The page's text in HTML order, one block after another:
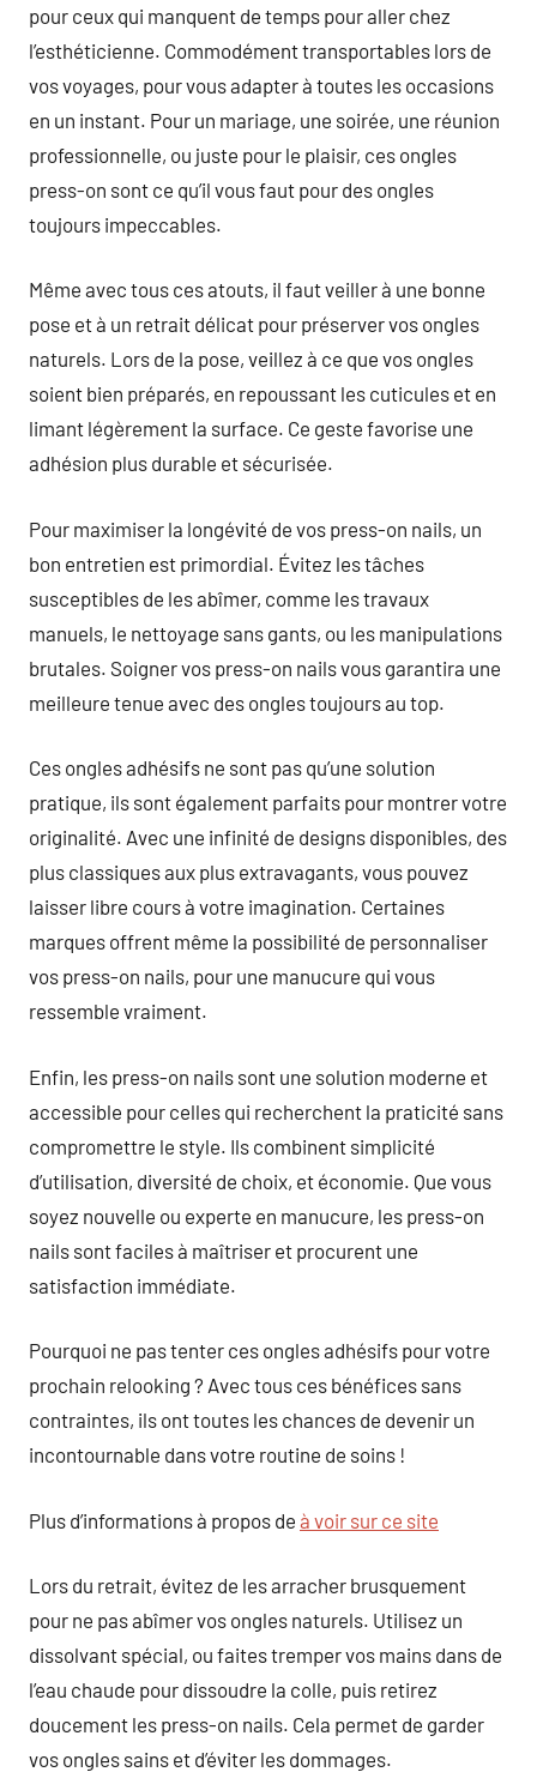
pour ceux qui manquent de temps pour aller chez
l’esthéticienne. Commodément transportables lors de
vos voyages, pour vous adapter à toutes les occasions
en un instant. Pour un mariage, une soirée, une réunion
professionnelle, ou juste pour le plaisir, ces ongles
press-on sont ce qu’il vous faut pour des ongles
toujours impeccables.
Même avec tous ces atouts, il faut veiller à une bonne
pose et à un retrait délicat pour préserver vos ongles
naturels. Lors de la pose, veillez à ce que vos ongles
soient bien préparés, en repoussant les cuticules et en
limant légèrement la surface. Ce geste favorise une
adhésion plus durable et sécurisée.
Pour maximiser la longévité de vos press-on nails, un
bon entretien est primordial. Évitez les tâches
susceptibles de les abîmer, comme les travaux
manuels, le nettoyage sans gants, ou les manipulations
brutales. Soigner vos press-on nails vous garantira une
meilleure tenue avec des ongles toujours au top.
Ces ongles adhésifs ne sont pas qu’une solution
pratique, ils sont également parfaits pour montrer votre
originalité. Avec une infinité de designs disponibles, des
plus classiques aux plus extravagants, vous pouvez
laisser libre cours à votre imagination. Certaines
marques offrent même la possibilité de personnaliser
vos press-on nails, pour une manucure qui vous
ressemble vraiment.
Enfin, les press-on nails sont une solution moderne et
accessible pour celles qui recherchent la praticité sans
compromettre le style. Ils combinent simplicité
d’utilisation, diversité de choix, et économie. Que vous
soyez nouvelle ou experte en manucure, les press-on
nails sont faciles à maîtriser et procurent une
satisfaction immédiate.
Pourquoi ne pas tenter ces ongles adhésifs pour votre
prochain relooking ? Avec tous ces bénéfices sans
contraintes, ils ont toutes les chances de devenir un
incontournable dans votre routine de soins !
Plus d’informations à propos de à voir sur ce site
Lors du retrait, évitez de les arracher brusquement
pour ne pas abîmer vos ongles naturels. Utilisez un
dissolvant spécial, ou faites tremper vos mains dans de
l’eau chaude pour dissoudre la colle, puis retirez
doucement les press-on nails. Cela permet de garder
vos ongles sains et d’éviter les dommages.